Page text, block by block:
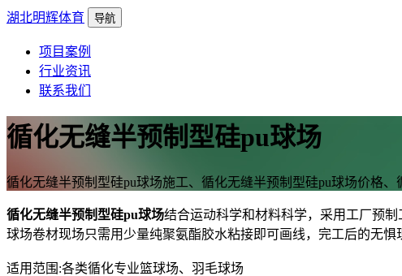
湖北明辉体育 导航
项目案例
行业资讯
联系我们
循化无缝半预制型硅pu球场
循化无缝半预制型硅pu球场施工、循化无缝半预制型硅pu球场价格
循化无缝半预制型硅pu球场结合运动科学和材料科学，采用工厂预
球场卷材现场只需用少量纯聚氨酯胶水粘接即可画线，完工后的无
适用范围:各类循化专业篮球场、羽毛球场